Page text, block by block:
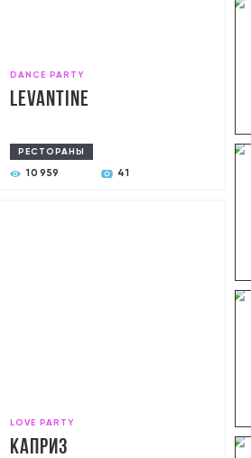
DANCE PARTY
Levantine
РЕСТОРАНЫ
10959 41
LOVE PARTY
Каприз